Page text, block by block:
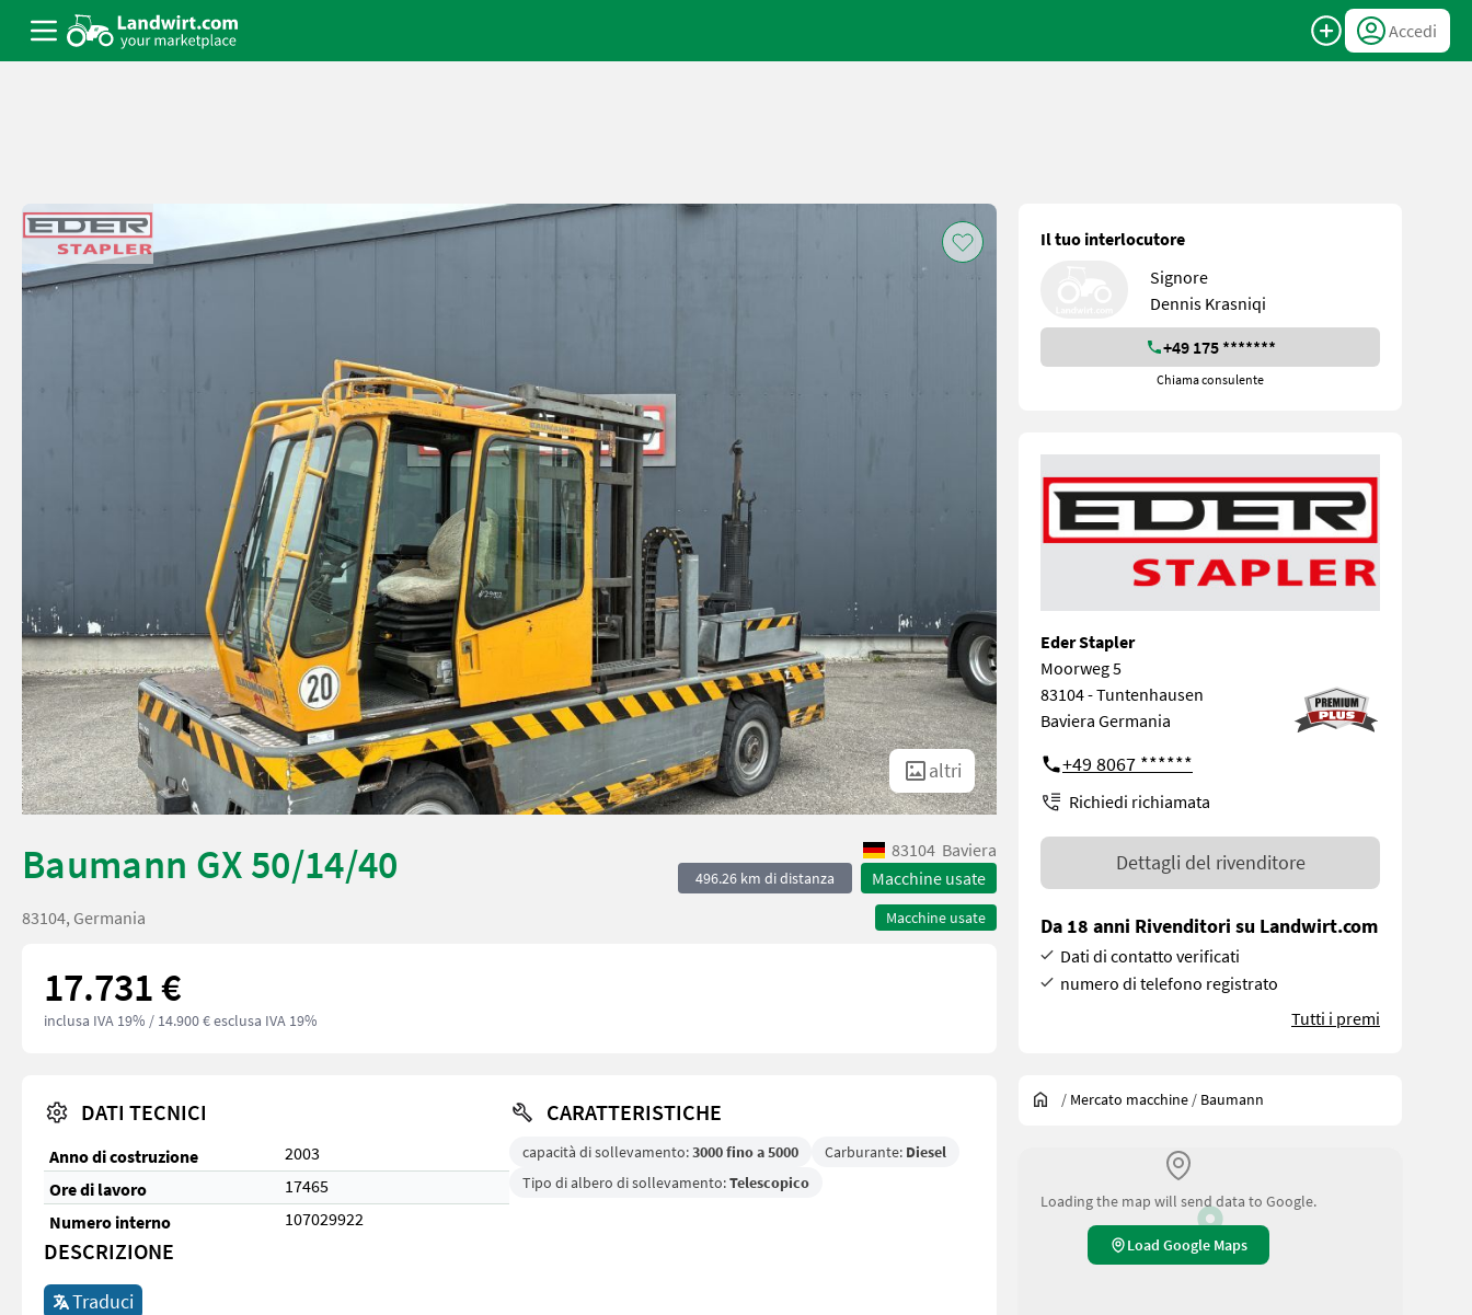
Accedi
altri
Baumann GX 50/14/40 83104 Baviera
496.26 km di distanza Macchine usate
Macchine usate
83104, Germania
17.731 €
inclusa IVA 19% / 14.900 € esclusa IVA 19%
DATI TECNICI
Anno di costruzione
2003
Ore di lavoro
17465
Numero interno
107029922
CARATTERISTICHE
capacità di sollevamento:3000 fino a 5000 Carburante: Diesel
Tipo di albero di sollevamento:Telescopico
DESCRIZIONE
Traduci
Il tuo interlocutore
Signore
Dennis Krasniqi
+49 175 *******
Chiama consulente
Eder Stapler
Moorweg 5
83104 - Tuntenhausen
Baviera Germania
+49 8067 ******
Richiedi richiamata
Dettagli del rivenditore
Da 18 anni Rivenditori su Landwirt.com
Dati di contatto verificati
numero di telefono registrato
Tutti i premi
/ Mercato macchine / Baumann
Loading the map will send data to Google.
Load Google Maps